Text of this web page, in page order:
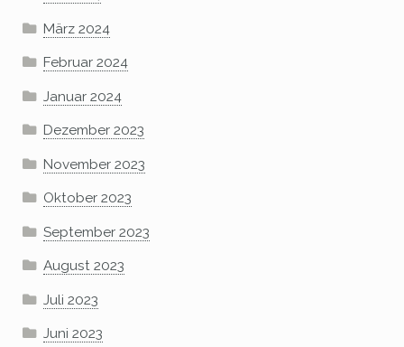
März 2024
Februar 2024
Januar 2024
Dezember 2023
November 2023
Oktober 2023
September 2023
August 2023
Juli 2023
Juni 2023